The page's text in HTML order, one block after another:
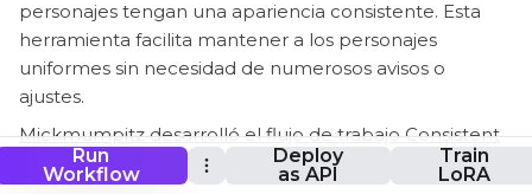
Run
Workflow
Deploy
as API
Train
LoRA
personajes tengan una apariencia consistente. Esta
herramienta facilita mantener a los personajes
uniformes sin necesidad de numerosos avisos o
ajustes.
Mickmumpitz desarrolló el flujo de trabajo Consistent
Characters with Flux y compartió un tutorial detallado